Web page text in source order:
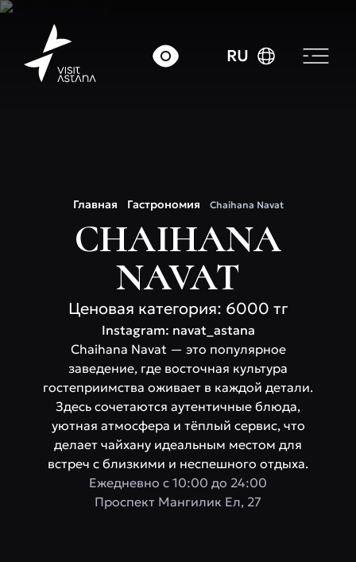
RU
Главная Гастрономия Chaihana Navat
CHAIHANA
NAVAT
Ценовая категория: 6000 тг
Instagram: navat_astana
Chaihana Navat — это популярное
заведение, где восточная культура
гостеприимства оживает в каждой детали.
Здесь сочетаются аутентичные блюда,
уютная атмосфера и тёплый сервис, что
делает чайхану идеальным местом для
встреч с близкими и неспешного отдыха.
Ежедневно с 10:00 до 24:00
Проспект Мангилик Ел, 27